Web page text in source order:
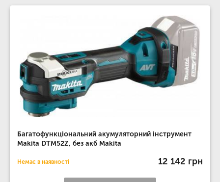
Багатофункціональний акумуляторний інструмент
Makita DTM52Z, без акб Makita
Немає в наявності 12 142 грн